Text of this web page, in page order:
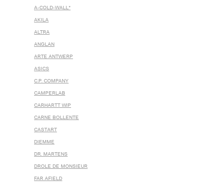
A-COLD-WALL*
AKILA
ALTRA
ANGLAN
ARTE ANTWERP
ASICS
C.P. COMPANY
CAMPERLAB
CARHARTT WIP
CARNE BOLLENTE
CASTART
DIEMME
DR. MARTENS
DROLE DE MONSIEUR
FAR AFIELD